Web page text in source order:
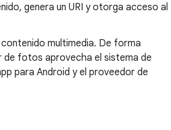
genera un URI y otorga acceso al
multimedia. De forma
de fotos aprovecha el sistema de
para Android y el proveedor de